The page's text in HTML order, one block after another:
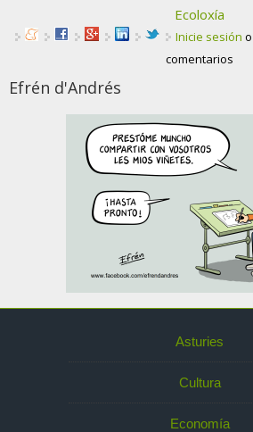
Ecoloxía
Inicie sesión o
comentarios
Efrén d'Andrés
Asturies
Cultura
Economía